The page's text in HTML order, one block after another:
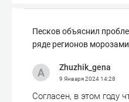
Песков объяснил
ряде регионов
Zhuzhik_gena
9 Января 202414:28
Согласен, в этом году